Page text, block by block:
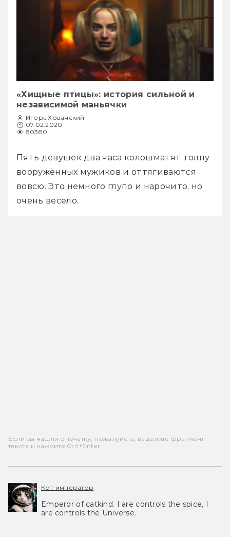
«Хищные птицы»: история сильной и
независимой маньячки
Игорь Хованский
07.02.2020
80380
Пять девушек два часа колошматят толпу
вооружённых мужиков и оттягиваются
вовсю. Это немного глупо и нарочито, но
очень весело.
Если вы нашли опечатку, пожалуйста, выделите фрагмент
текста и нажмите Ctrl+Enter.
Кот-император
Emperor of catkind. I are controls the spice, I
are controls the Universe.